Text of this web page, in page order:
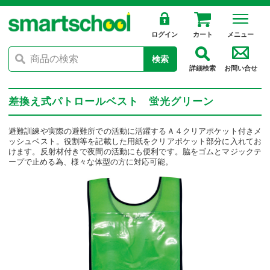
ログイン カート メニュー
検索
詳細検索 お問い合せ
差換え式パトロールベスト 蛍光グリーン
避難訓練や実際の避難所での活動に活躍するＡ４クリアポケット付きメ
ッシュベスト。役割等を記載した用紙をクリアポケット部分に入れてお
けます。反射材付きで夜間の活動にも便利です。脇をゴムとマジックテ
ープで止める為、様々な体型の方に対応可能。